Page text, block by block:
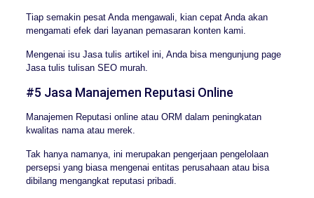
Tiap semakin pesat Anda mengawali, kian cepat Anda akan
mengamati efek dari layanan pemasaran konten kami.
Mengenai isu Jasa tulis artikel ini, Anda bisa mengunjung page
Jasa tulis tulisan SEO murah.
#5 Jasa Manajemen Reputasi Online
Manajemen Reputasi online atau ORM dalam peningkatan
kwalitas nama atau merek.
Tak hanya namanya, ini merupakan pengerjaan pengelolaan
persepsi yang biasa mengenai entitas perusahaan atau bisa
dibilang mengangkat reputasi pribadi.